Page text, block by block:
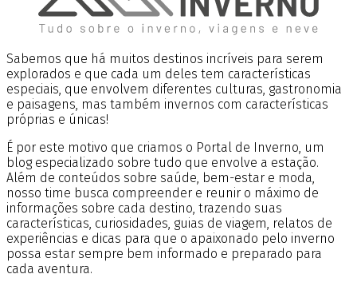
Sabemos que há muitos destinos incríveis para serem
explorados e que cada um deles tem características
especiais, que envolvem diferentes culturas, gastronomia
e paisagens, mas também invernos com características
próprias e únicas!
É por este motivo que criamos o Portal de Inverno, um
blog especializado sobre tudo que envolve a estação.
Além de conteúdos sobre saúde, bem-estar e moda,
nosso time busca compreender e reunir o máximo de
informações sobre cada destino, trazendo suas
características, curiosidades, guias de viagem, relatos de
experiências e dicas para que o apaixonado pelo inverno
possa estar sempre bem informado e preparado para
cada aventura.